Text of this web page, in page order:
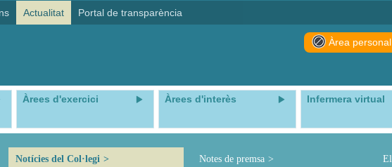
Actualitat Portal de transparència
Àrea personal
Àrees d'exercici Àrees d'interès Infermera virtual
Notícies del Col·legi Notes de premsa